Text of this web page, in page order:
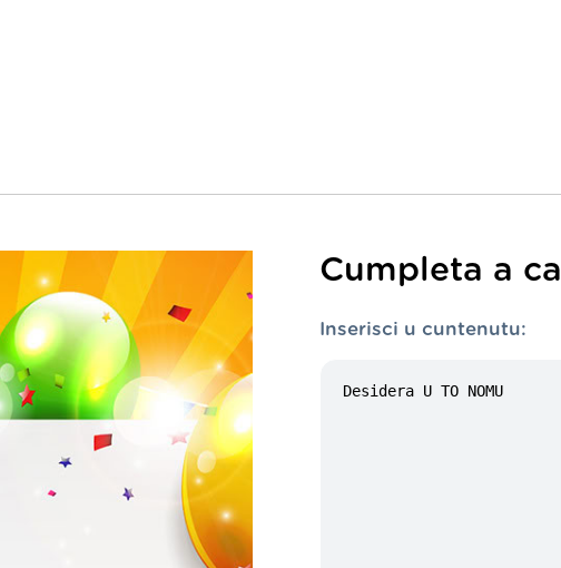
Cumpleta a
Inserisci u cuntenutu: